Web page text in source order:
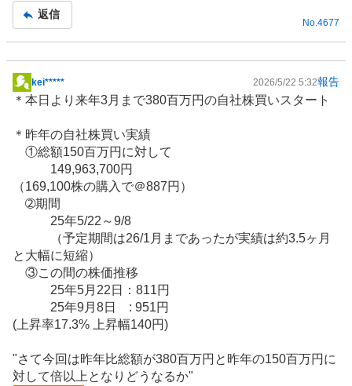
事
返信
No. 4677
掲
kei***** 2026/5/22 5:32報告
＊本日より来年3月まで380百万円の自社株買いスタート
＊昨年の自社株買い実績
①総額150百万円に対して
149,963,700円
（169,100株の購入で＠887円）
➁期間
25年5/22～9/8
（予定期間は26/1月まであったが実績は約3.5ヶ月
と大幅に短縮）
③この間の株価推移
25年5月22日：811円
25年9月8日 : 951円
(上昇率17.3% 上昇幅140円)
"さて今回は昨年比総額が380百万円と昨年の150百万円に
対して倍以上となりどうなるか"